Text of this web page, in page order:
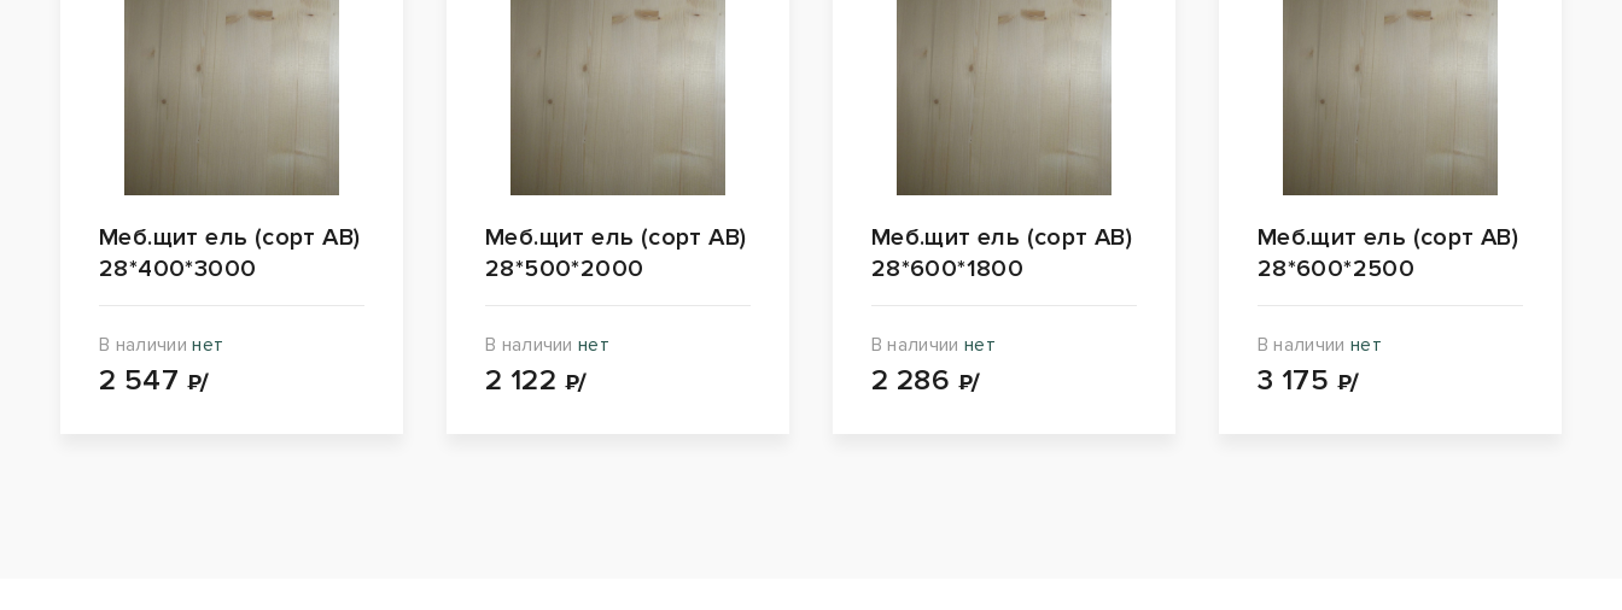
Меб.щит ель (сорт АВ)
28*400*3000
В наличиинет
2 547 ₽/
Меб.щит ель (сорт АВ)
28*500*2000
В наличиинет
2 122 ₽/
Меб.щит ель (сорт АВ)
28*600*1800
В наличиинет
2 286 ₽/
Меб.щит ель (сорт АВ)
28*600*2500
В наличии нет
3 175 ₽/